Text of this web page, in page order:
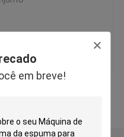
em breve!
viagem hidráulica
da tela